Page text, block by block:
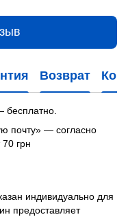
Возврат
почту» — согласно
грн
индивидуально для
предоставляет